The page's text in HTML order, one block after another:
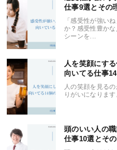
仕事9選とその
「感受性が強い
か？感受性豊か
シーンを...
人を笑顔にす
向いてる仕事
人の笑顔を見る
りがいになりま
頭のいい人の
仕事10選とそ